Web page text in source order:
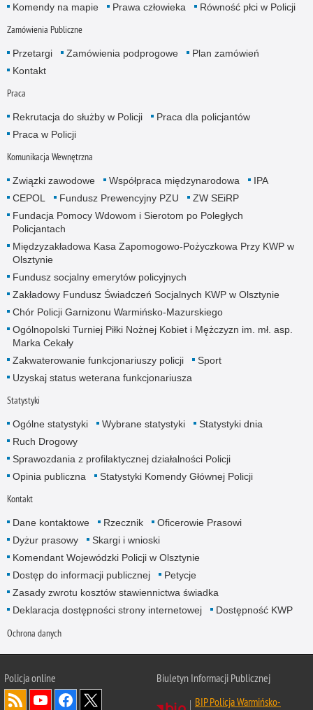
Komendy na mapie
Prawa człowieka Równość płci w Policji
Zamówienia Publiczne
Przetargi Zamówienia podprogowe
Plan zamówień
Kontakt
Praca
Rekrutacja do służby w Policji
Praca dla policjantów
Praca w Policji
Komunikacja Wewnętrzna
Związki zawodowe Współpraca międzynarodowa
IPA
CEPOL
Fundusz Prewencyjny PZU
ZW SEiRP
Fundacja Pomocy Wdowom i Sierotom po Poległych
Policjantach
Międzyzakładowa Kasa Zapomogowo-Pożyczkowa Przy KWP w
Olsztynie
Fundusz socjalny emerytów policyjnych
Zakładowy Fundusz Świadczeń Socjalnych KWP w Olsztynie
Chór Policji Garnizonu Warmińsko-Mazurskiego
Ogólnopolski Turniej Piłki Nożnej Kobiet i Mężczyzn im. mł. asp.
Marka Cekały
Zakwaterowanie funkcjonariuszy policji
Sport
Uzyskaj status weterana funkcjonariusza
Statystyki
Ogólne statystyki Wybrane statystyki
Statystyki dnia
Ruch Drogowy
Sprawozdania z profilaktycznej działalności Policji
Opinia publiczna
Statystyki Komendy Głównej Policji
Kontakt
Dane kontaktowe Rzecznik
Oficerowie Prasowi
Dyżur prasowy
Skargi i wnioski
Komendant Wojewódzki Policji w Olsztynie
Dostęp do informacji publicznej
Petycje
Zasady zwrotu kosztów stawiennictwa świadka
Deklaracja dostępności strony internetowej
Dostępność KWP
Ochrona danych
Policja online
Biuletyn Informacji Publicznej
BIP Policja Warmińsko-